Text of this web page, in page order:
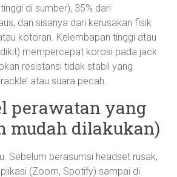
di sumber), 35% dari
dan sisanya dari kerusakan fisik
kotoran. Kelembapan tinggi atau
mempercepat korosi pada jack
resistansi tidak stabil yang
atau suara pecah.
perawatan yang
mudah dilakukan)
Sebelum berasumsi headset rusak,
(Zoom, Spotify) sampai di